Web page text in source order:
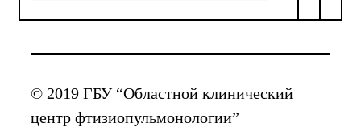
© 2019 ГБУ “Областной клинический
центр фтизиопульмонологии”